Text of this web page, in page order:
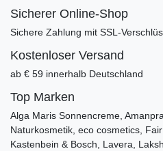
Sicherer Online-Shop
Sichere Zahlung mit SSL-
Kostenloser Versand
ab € 59 innerhalb Deutschland
Top Marken
Alga Maris Sonnencreme,
Naturkosmetik, eco cosmetics,
Kastenbein & Bosch, Lavera,